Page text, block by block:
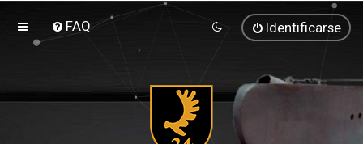
FAQ Identificarse